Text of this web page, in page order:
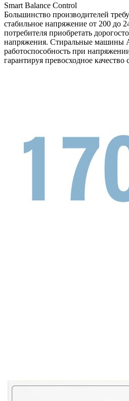
Smart Balance Control
Большинство производителей
стабильное напряжение от 200 до
потребителя приобретать
напряжения. Стиральные машины
работоспособность при
гарантируя превосходное качество